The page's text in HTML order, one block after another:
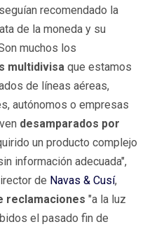
recomendado la
de la moneda y su
muchos los
multidivisa que estamos
de líneas aéreas,
autónomos o empresas
desamparados por
un producto complejo
información adecuada",
de Navas & Cusí,
reclamaciones "a la luz
el pasado fin de